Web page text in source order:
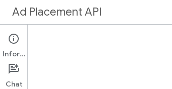
Ad Placement API
Información
Chat